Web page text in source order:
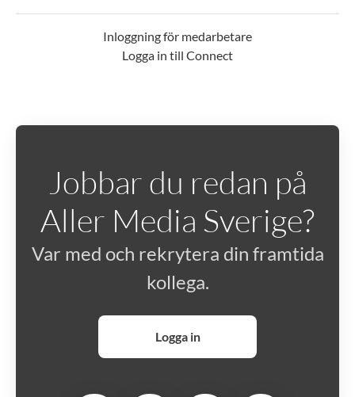
Inloggning för medarbetare
Logga in till Connect
Jobbar du redan på
Aller Media Sverige?
Var med och rekrytera din framtida
kollega.
Logga in